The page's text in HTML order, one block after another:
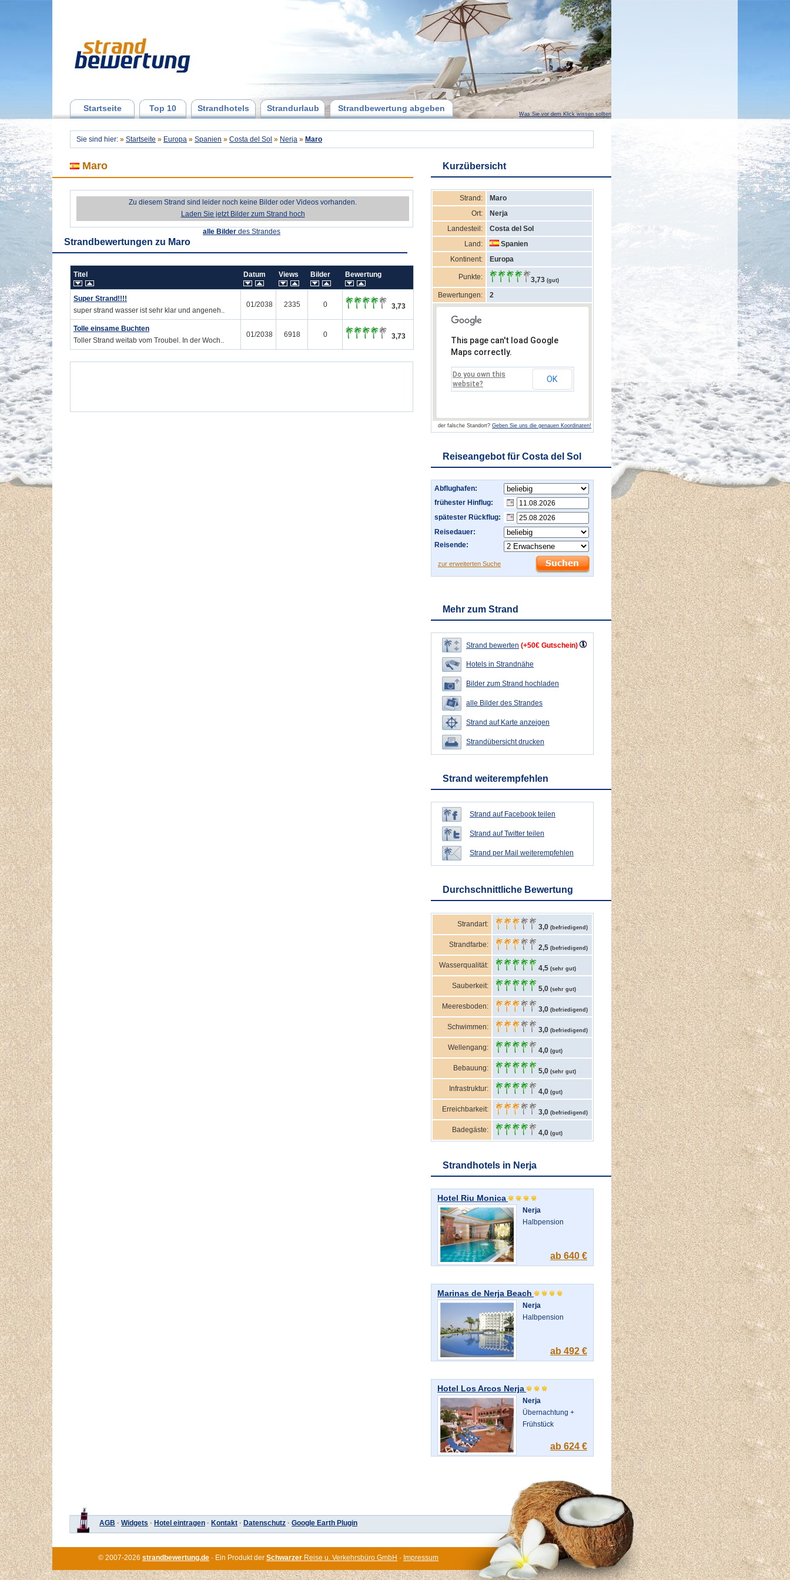
Startseite Top 10 Strandhotels Strandurlaub Strandbewertung abgeben
Was Sie vor dem Klick wissen sollten
Sie sind hier: » Startseite » Europa » Spanien » Costa del Sol » Nerja » Maro
Maro
Zu diesem Strand sind leider noch keine Bilder oder Videos vorhanden.
Laden Sie jetzt Bilder zum Strand hoch
alle Bilder des Strandes
Strandbewertungen zu Maro
Titel Datum Views Bilder Bewertung
Super Strand!!!!
super strand wasser ist sehr klar und angeneh..
01/2038 2335 0 3,73
Tolle einsame Buchten
Toller Strand weitab vom Troubel. In der Woch..
01/2038 6918 0 3,73
Kurzübersicht
Strand:
Maro
Ort:
Nerja
Landesteil:
Costa del Sol
Land:
Spanien
Kontinent:
Europa
Punkte: 3,73 (gut)
Bewertungen: 2
This page can't load Google
Maps correctly.
Do you own this
website?
OK
der falsche Standort? Geben Sie uns die genauen Koordinaten!
Reiseangebot für Costa del Sol
Abflughafen:
frühester Hinflug:
spätester Rückflug:
Reisedauer:
Reisende:
zur erweiterten Suche
Mehr zum Strand
Strand bewerten (+50€ Gutschein)
Hotels in Strandnähe
Bilder zum Strand hochladen
alle Bilder des Strandes
Strand auf Karte anzeigen
Strandübersicht drucken
Strand weiterempfehlen
Strand auf Facebook teilen
Strand auf Twitter teilen
Strand per Mail weiterempfehlen
Durchschnittliche Bewertung
Strandart: 3,0 (befriedigend)
Strandfarbe: 2,5 (befriedigend)
Wasserqualität: 4,5 (sehr gut)
Sauberkeit: 5,0 (sehr gut)
Meeresboden: 3,0 (befriedigend)
Schwimmen: 3,0 (befriedigend)
Wellengang: 4,0 (gut)
Bebauung: 5,0 (sehr gut)
Infrastruktur: 4,0 (gut)
Erreichbarkeit: 3,0 (befriedigend)
Badegäste: 4,0 (gut)
Strandhotels in Nerja
Hotel Riu Monica
Nerja
Halbpension
ab 640 €
Marinas de Nerja Beach
Nerja
Halbpension
ab 492 €
Hotel Los Arcos Nerja
Nerja
Übernachtung +
Frühstück
ab 624 €
AGB · Widgets · Hotel eintragen · Kontakt · Datenschutz · Google Earth Plugin
© 2007-2026 strandbewertung.de · Ein Produkt der Schwarzer Reise u. Verkehrsbüro GmbH · Impressum